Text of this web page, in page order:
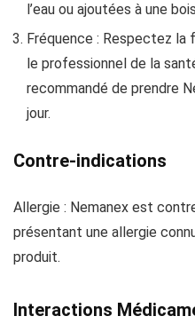
l’eau ou ajoutées à une
Fréquence : Respectez la
le professionnel de la
recommandé de prendre
jour.
Contre-indications
Allergie : Nemanex est
présentant une allergie
produit.
Interactions